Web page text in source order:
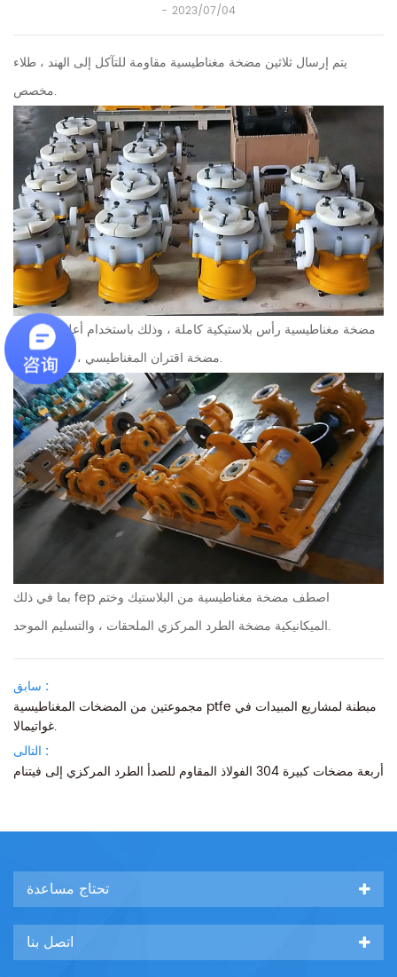
2023/07/04
يتم إرسال ثلاثين مضخة مغناطيسية مقاومة للتآكل إلى الهند ، طلاء
مخصص.
12 مضخة مغناطيسية رأس بلاستيكية كاملة ، وذلك باستخدام أعلى جودة
الإنتاج pvdf ، مضخة اقتران المغناطيسي.
بما في ذلك fep اصطف مضخة مغناطيسية من البلاستيك وختم
الميكانيكية مضخة الطرد المركزي الملحقات ، والتسليم الموحد.
سابق :
مجموعتين من المضخات المغناطيسية ptfe مبطنة لمشاريع المبيدات في
غواتيمالا.
التالى :
أربعة مضخات كبيرة 304 الفولاذ المقاوم للصدأ الطرد المركزي إلى فيتنام
تحتاج مساعدة
اتصل بنا